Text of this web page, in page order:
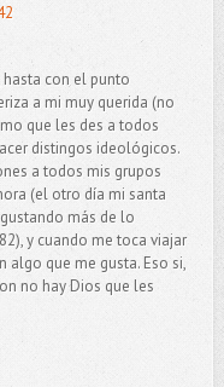
hasta con el punto
a mi muy querida (no
que les des a todos
distingos ideológicos.
a todos mis grupos
(el otro día mi santa
más de lo
y cuando me toca viajar
algo que me gusta. Eso si,
no hay Dios que les